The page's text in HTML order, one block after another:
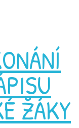
ŽÁKY